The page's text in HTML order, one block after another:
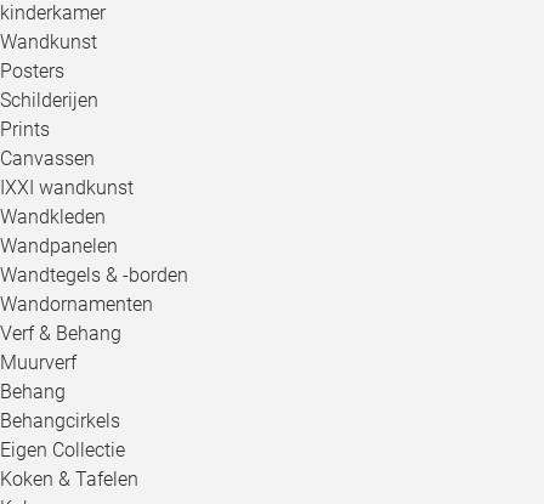
kinderkamer
Wandkunst
Posters
Schilderijen
Prints
Canvassen
IXXI wandkunst
Wandkleden
Wandpanelen
Wandtegels & -borden
Wandornamenten
Verf & Behang
Muurverf
Behang
Behangcirkels
Eigen Collectie
Koken & Tafelen